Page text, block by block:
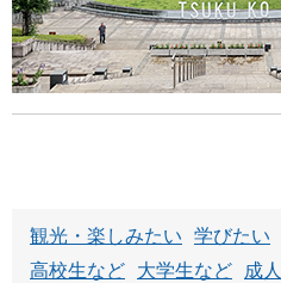
観光・楽しみたい 学びたい
高校生など
大学生など 成人